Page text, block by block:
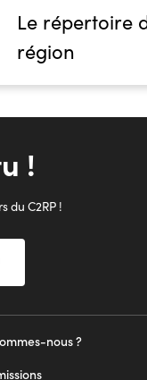
Le répertoire
région
!
du C2RP !
nous ?